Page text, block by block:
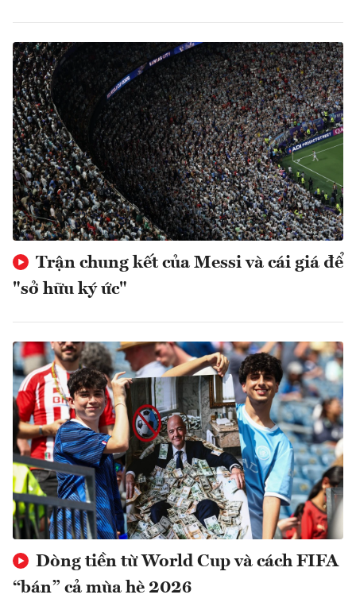
Trận chung kết của Messi và cái giá để
"sở hữu ký ức"
Dòng tiền từ World Cup và cách FIFA
“bán” cả mùa hè 2026